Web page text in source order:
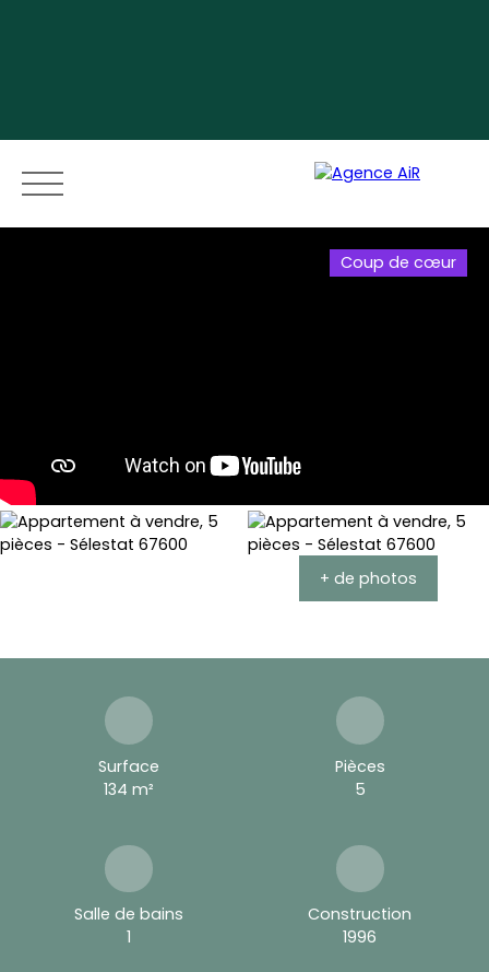
Coup de cœur
+ de photos
Surface
134m²
Pièces
5
Salle de bains
1
Construction
1996